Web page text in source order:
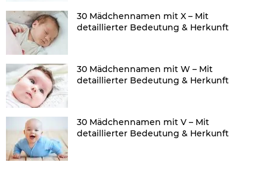
30 Mädchennamen mit X – Mit
detaillierter Bedeutung & Herkunft
30 Mädchennamen mit W – Mit
detaillierter Bedeutung & Herkunft
30 Mädchennamen mit V – Mit
detaillierter Bedeutung & Herkunft